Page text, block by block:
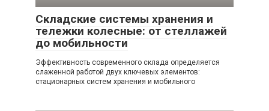
Складские системы хранения и
тележки колесные: от стеллажей
до мобильности
Эффективность современного склада определяется
слаженной работой двух ключевых элементов:
стационарных систем хранения и мобильного